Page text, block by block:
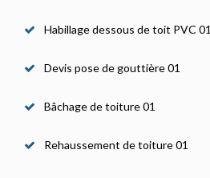
Habillage dessous de toit PVC 01
Devis pose de gouttière 01
Bâchage de toiture 01
Rehaussement de toiture 01